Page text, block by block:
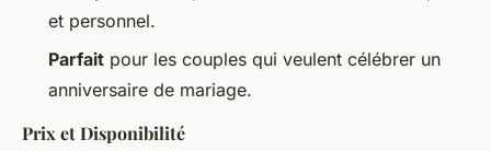
et personnel.
Parfait pour les couples qui veulent célébrer un
anniversaire de mariage.
Prix et Disponibilité